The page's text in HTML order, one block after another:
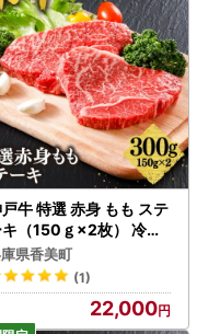
ふるさと納税ワンストッ
たします。
ストップ特例申請書は、
ルを送信します。
請、変更届の提出、書類
ど」
onestop/
付センター 宛
牛 特選 赤身 もも ステ
キ（150ｇ×2枚） 冷凍
牛肉 61-07
県香美町
(1)
22,000